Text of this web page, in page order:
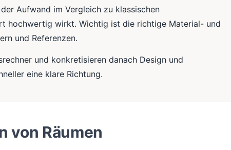
Aufwand im Vergleich zu klassischen
hochwertig wirkt. Wichtig ist die richtige Material- und
und Referenzen.
und konkretisieren danach Design und
eine klare Richtung.
von Räumen